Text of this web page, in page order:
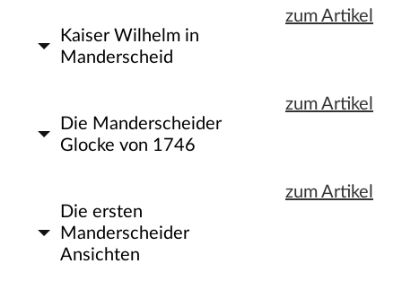
Kaiser Wilhelm in
Manderscheid
zum Artikel
Die Manderscheider
Glocke von 1746
zum Artikel
Die ersten
Manderscheider
Ansichten
zum Artikel